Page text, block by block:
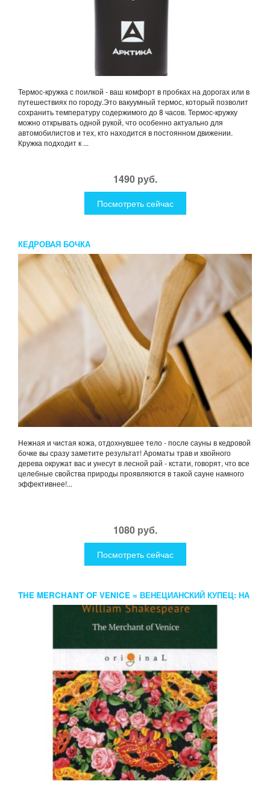
Термос-кружка с поилкой - ваш комфорт в пробках на дорогах или в
путешествиях по городу.Это вакуумный термос, который позволит
сохранить температуру содержимого до 8 часов. Термос-кружку
можно открывать одной рукой, что особенно актуально для
автомобилистов и тех, кто находится в постоянном движении.
Кружка подходит к ...
1490 руб.
Посмотреть сейчас
КЕДРОВАЯ БОЧКА
Нежная и чистая кожа, отдохнувшее тело - после сауны в кедровой
бочке вы сразу заметите результат! Ароматы трав и хвойного
дерева окружат вас и унесут в лесной рай - кстати, говорят, что все
целебные свойства природы проявляются в такой сауне намного
эффективнее!...
1080 руб.
Посмотреть сейчас
THE MERCHANT OF VENICE = ВЕНЕЦИАНСКИЙ КУПЕЦ: НА
АНГЛ.ЯЗ. SHAKESPEARE W.